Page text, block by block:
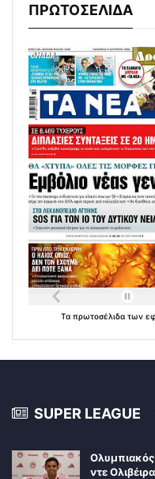
ΠΡΩΤΟΣΕΛΙΔΑ
Τα πρωτοσέλιδα των
SUPER LEAGUE
ντε Ολιβέιρα